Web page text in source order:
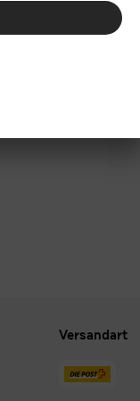
Versandart